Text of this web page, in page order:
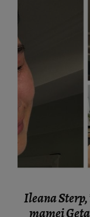
Ileana Sterp, în lacrimi!
mamei